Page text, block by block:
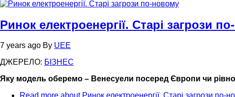
Ринок електроенергії. Старі загрози
7 years ago By UEE
ДЖЕРЕЛО: БІЗНЕС
Яку модель оберемо – Венесуели посеред Європи чи